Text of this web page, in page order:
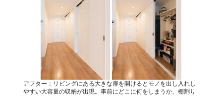
アフター：リビングにある大きな扉を開けるとモノを出し入れし
やすい大容量の収納が出現。事前にどこに何をしまうか、棚割り